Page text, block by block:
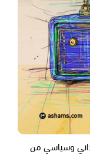
وسياسي من